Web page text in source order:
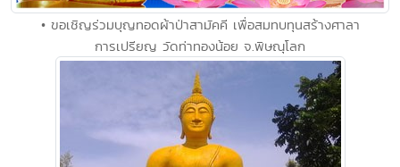
• ขอเชิญร่วมบุญทอดผ้าป่าสามัคคี เพื่อสมทบทุนสร้างศาลา
การเปรียญ วัดท่าทองน้อย จ.พิษณุโลก